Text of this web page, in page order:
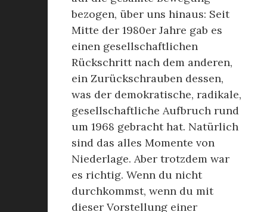
bezogen, über uns hinaus: Seit
Mitte der 1980er Jahre gab es
einen gesellschaftlichen
Rückschritt nach dem anderen,
ein Zurückschrauben dessen,
was der demokratische, radikale,
gesellschaftliche Aufbruch rund
um 1968 gebracht hat. Natürlich
sind das alles Momente von
Niederlage. Aber trotzdem war
es richtig. Wenn du nicht
durchkommst, wenn du mit
dieser Vorstellung einer